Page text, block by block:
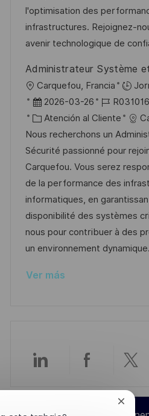
ó
n
e
p
u
l
i
c
a
c
i
ó
n
p
l
e
o
r
í
l'optimisation des
infrastructures. Rejoignez-
avenir technologique de
Administrateur Système
U
b
c
a
c
i
ó
n
Carquefou, Francia
F
e
c
h
a
d
e
p
u
b
i
2026-03-26
I
D
d
e
e
m
p
l
e
o
C
a
t
e
g
o
r
í
a
Atención al Cliente
Nous recherchons un
Sécurité passionné pour
Carquefou. Vous serez
de la performance des
informatiques, en
disponibilité des systèmes
nous pour contribuer à des
un environnement dynamique.
Ver más
CompartirCompartir
a
Cerrar